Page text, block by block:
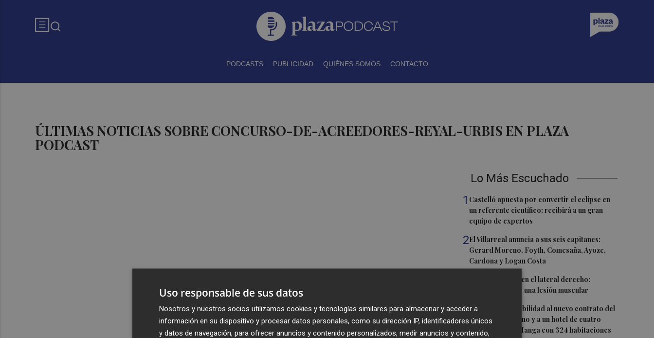
PODCASTS PUBLICIDAD QUIÉNES SOMOS CONTACTO
ÚLTIMAS NOTICIAS SOBRE CONCURSO-DE-ACREEDORES-REYAL-URBIS EN PLAZA
PODCAST
Lo Más Escuchado
1 Castelló apuesta por convertir el eclipse en
un referente científico: recibirá a un gran
equipo de expertos
2El Villarreal anuncia a sus seis capitanes:
Gerard Moreno, Foyth, Comesaña, Ayoze,
Cardona y Logan Costa
Más problemas en el lateral derecho:
Monferrer sufre una lesión muscular
4San Javier da viabilidad al nuevo contrato del
transporte urbano y a un hotel de cuatro
estrellas en La Manga con 324 habitaciones
Uso responsable de sus datos
Nosotros y nuestros socios utilizamos cookies y tecnologías similares para almacenar y acceder a
información en su dispositivo y procesar datos personales, como su dirección IP, identificadores únicos
y datos de navegación, para ofrecer anuncios y contenido personalizados, medir anuncios y contenido,